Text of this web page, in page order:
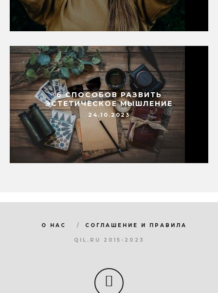
6 СПОСОБОВ РАЗВИТЬ
ЭСТЕТИЧЕСКОЕ МЫШЛЕНИЕ
24.10.2023
О НАС СОГЛАШЕНИЕ И ПРАВИЛА
QIL.RU 2015-2023